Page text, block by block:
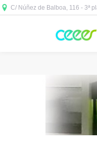
C/ Núñez de Balboa, 116 - 3ª